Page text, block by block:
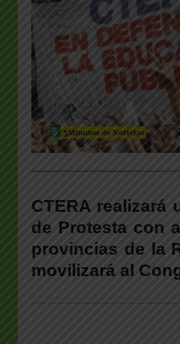
CTERA realizará
de Protesta con
provincias de la
movilizará al